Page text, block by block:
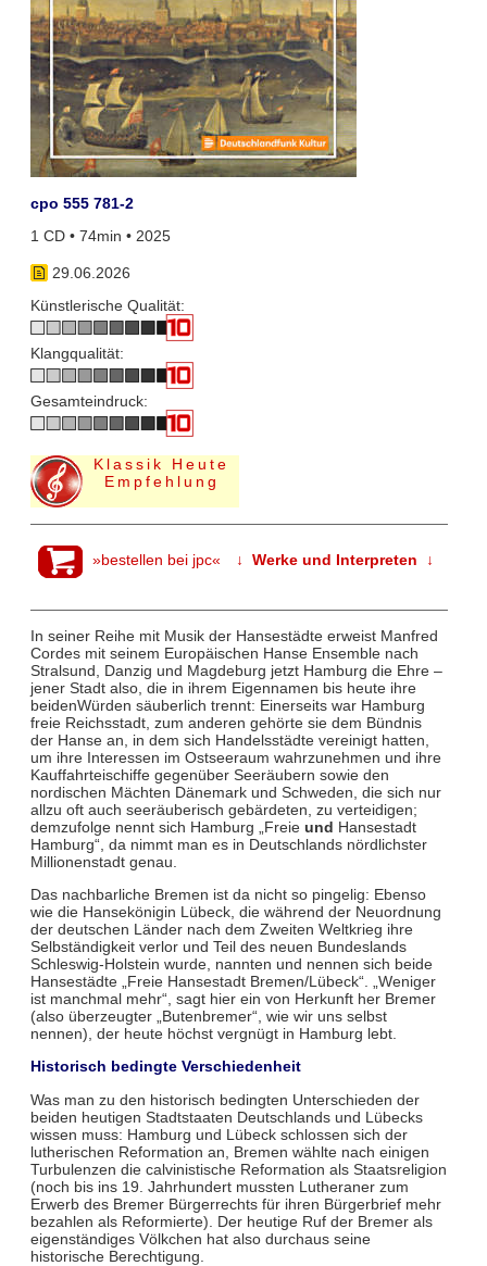
cpo 555 781-2
1 CD • 74min • 2025
29.06.2026
Künstlerische Qualität:
Klangqualität:
Gesamteindruck:
Klassik Heute
Empfehlung
»bestellen bei jpc« ↓ Werke und Interpreten ↓
In seiner Reihe mit Musik der Hansestädte erweist Manfred
Cordes mit seinem Europäischen Hanse Ensemble nach
Stralsund, Danzig und Magdeburg jetzt Hamburg die Ehre –
jener Stadt also, die in ihrem Eigennamen bis heute ihre
beidenWürden säuberlich trennt: Einerseits war Hamburg
freie Reichsstadt, zum anderen gehörte sie dem Bündnis
der Hanse an, in dem sich Handelsstädte vereinigt hatten,
um ihre Interessen im Ostseeraum wahr­zunehmen und ihre
Kauffahrteischiffe gegenüber Seeräubern sowie den
nordischen Mächten Dä­nemark und Schwe­den, die sich nur
allzu oft auch seeräuberisch gebärdeten, zu vertei­digen;
demzufolge nennt sich Hamburg „Freie und Hansestadt
Hamburg“, da nimmt man es in Deutschlands nörd­lichster
Millionenstadt genau.
Das nachbarliche Bremen ist da nicht so pingelig: Ebenso
wie die Hanse­königin Lübeck, die während der Neuordnung
der deutschen Länder nach dem Zweiten Welt­krieg ihre
Selbständigkeit verlor und Teil des neuen Bundeslands
Schleswig-Holstein wurde, nannten und nen­nen sich beide
Hansestädte „Freie Hansestadt Bremen/Lübeck“. „Weniger
ist manchmal mehr“, sagt hier ein von Herkunft her Bremer
(also überzeugter „Butenbremer“, wie wir uns selbst
nennen), der heute höchst vergnügt in Hamburg lebt.
Historisch bedingte Verschiedenheit
Was man zu den historisch bedingten Unterschieden der
beiden heutigen Stadtstaaten Deutsch­lands und Lübecks
wissen muss: Hamburg und Lübeck schlossen sich der
lutherischen Reforma­tion an, Bremen wählte nach einigen
Turbulenzen die calvinistische Reformation als Staatsreligi­on
(noch bis ins 19. Jahrhundert mussten Lutheraner zum
Erwerb des Bremer Bürgerrechts für ihren Bürgerbrief mehr
bezahlen als Reformierte). Der heutige Ruf der Bremer als
eigenständi­ges Völkchen hat also durchaus seine
historische Berechtigung.